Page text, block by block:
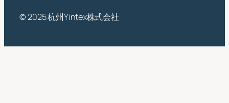
© 2025 杭州Yintex株式会社